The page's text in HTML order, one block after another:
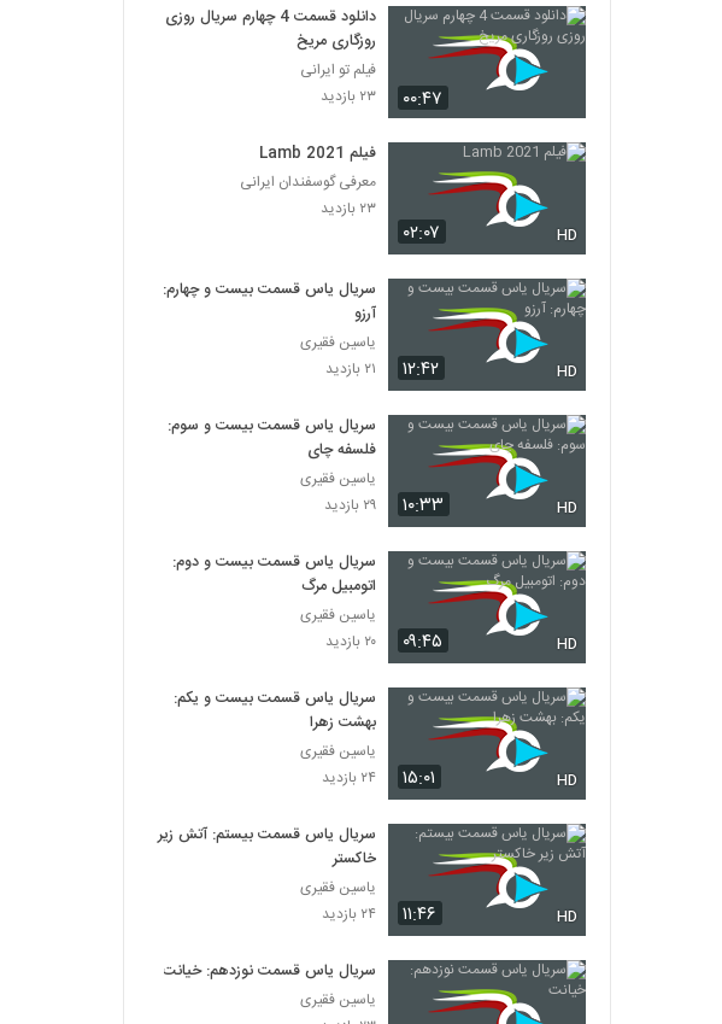
۱,۱۷۷ بازدید
پرنده باز آلکاتراز - Birdman of Alcatraz
1962
گرینچ - The Grinch 2018
۷۱۳ بازدید
همسایه ها 1952
۳۲۹ بازدید
قلعه آپاچی - Fort Apache 1948
۱,۱۶۸ بازدید
دوازدهمین مرد -The 12th Man 2017
۶۳۴ بازدید
طناب اعدام - Hang 'Em High 1968
۹۷۱ بازدید
بخاطر یک مشت دلار - A Fistful of
Dollars-1964
۸۴۰ بازدید
مردی که لیبرتی والانس را کشت
به خاطر چند دلار بیشتر
۵۶۲ بازدید
نیش - The Sting 1973
۹۶۱ بازدید
۰۰:۴۷
دانلود قسمت 4 چهارم سریال روزی
روزگاری مریخ
فیلم تو ایرانی
۲۳ بازدید
۰۲:۰۷ HD
فیلم Lamb 2021
معرفی گوسفندان ایرانی
۲۳ بازدید
۱۲:۴۲ HD
سریال یاس قسمت بیست و چهارم:
آرزو
یاسین فقیری
۲۱ بازدید
۱۰:۳۳ HD
سریال یاس قسمت بیست و سوم:
فلسفه چای
یاسین فقیری
۲۹ بازدید
۰۹:۴۵ HD
سریال یاس قسمت بیست و دوم:
اتومبیل مرگ
یاسین فقیری
۲۰ بازدید
۱۵:۰۱ HD
سریال یاس قسمت بیست و یکم:
بهشت زهرا
یاسین فقیری
۲۴ بازدید
۱۱:۴۶ HD
سریال یاس قسمت بیستم: آتش زیر
خاکستر
یاسین فقیری
۲۴ بازدید
سریال یاس قسمت نوزدهم: خیانت
یاسین فقیری